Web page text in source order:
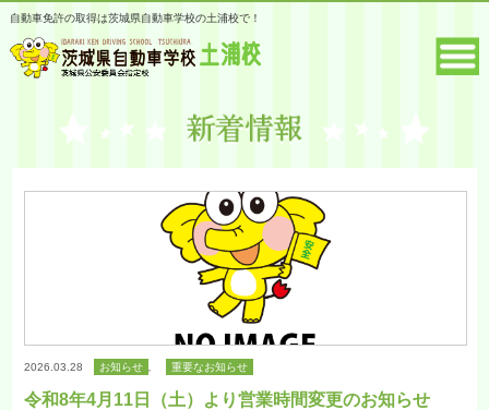
自動車免許の取得は茨城県自動車学校の土浦校で！
2026.03.28 お知らせ 重要なお知らせ
令和8年4月11日（土）より営業時間変更のお知らせ